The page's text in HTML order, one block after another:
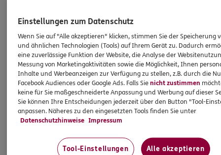
Wichtiges aus dem Vermittlerrecht
Ich bin verpflichtet, Ihnen Auskünfte zu meiner
Person zu geben. Sowohl Ihr Schutz als Verbraucher
sowie auch gesetzliche Regelungen halten mich
dazu an. Ich biete Beratung an, für die
Versicherungsvermittlung erhalte ich Provision,
ferner sonstige Zuwendungen.
Einstellungen zum Datenschutz
Wenn Sie auf "Alle akzeptieren" klicken, stimmen Sie der Speicherung
und ähnlichen Technologien (Tools) auf Ihrem Gerät zu. Dadurch
eine zuverlässige Funktion der Website, die Analyse der
Messung von Marketingaktivitäten sowie die Möglichkeit, Ihnen
Inhalte und Werbeanzeigen zur Verfügung zu stellen, z.B. durch die
Facebook Audiences oder Google Ads. Falls Sienicht zustimmen
keine für Sie maßgeschneiderte Anpassung und Werbung auf dieser
Sie können Ihre Entscheidungen jederzeit über den Button "Tool-
anpassen. Näheres zu den eingesetzten Tools finden Sie unter
Datenschutzhinweise Impressum
Tool-Einstellungen Alle akzeptieren